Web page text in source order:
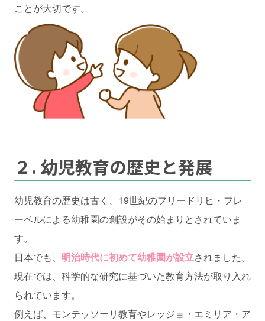
ことが大切です。
２. 幼児教育の歴史と発展
幼児教育の歴史は古く、19世紀のフリードリヒ・フレ
ーベルによる幼稚園の創設がその始まりとされていま
す。
日本でも、 明治時代に初めて幼稚園が設立されました。
現在では、科学的な研究に基づいた教育方法が取り入れ
られています。
例えば、モンテッソーリ教育やレッジョ・エミリア・ア